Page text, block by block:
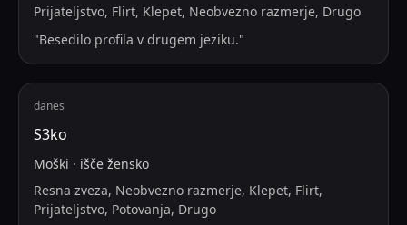
Prijateljstvo, Flirt, Klepet, Neobvezno razmerje, Drugo
"Besedilo profila v drugem jeziku."
danes
S3ko
Moški · išče žensko
Resna zveza, Neobvezno razmerje, Klepet, Flirt,
Prijateljstvo, Potovanja, Drugo